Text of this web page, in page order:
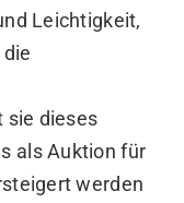
Leichtigkeit,
sie dieses
als Auktion für
werden